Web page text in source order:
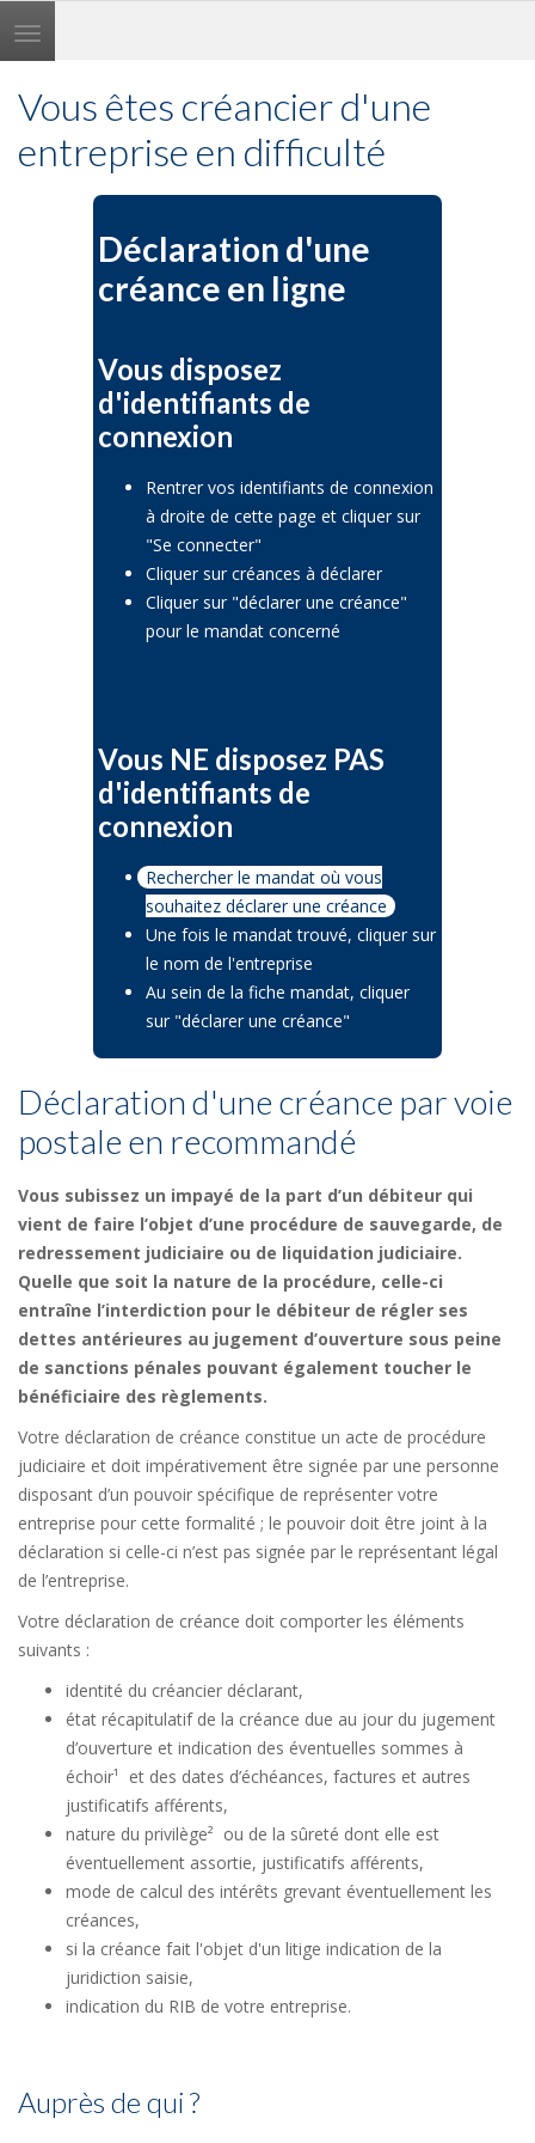
Toggle
navigation
Vous êtes créancier d'une
entreprise en difficulté
Déclaration d'une
créance en ligne
Vous disposez
d'identifiants de
connexion
Rentrer vos identifiants de connexion
à droite de cette page et cliquer sur
"Se connecter"
Cliquer sur créances à déclarer
Cliquer sur "déclarer une créance"
pour le mandat concerné
Vous NE disposez PAS
d'identifiants de
connexion
Rechercher le mandat où vous
souhaitez déclarer une créance
Une fois le mandat trouvé, cliquer sur
le nom de l'entreprise
Au sein de la fiche mandat, cliquer
sur "déclarer une créance"
Déclaration d'une créance par voie
postale en recommandé
Vous subissez un impayé de la part d’un débiteur qui
vient de faire l’objet d’une procédure de sauvegarde, de
redressement judiciaire ou de liquidation judiciaire.
Quelle que soit la nature de la procédure, celle-ci
entraîne l’interdiction pour le débiteur de régler ses
dettes antérieures au jugement d’ouverture sous peine
de sanctions pénales pouvant également toucher le
bénéficiaire des règlements.
Votre déclaration de créance constitue un acte de procédure
judiciaire et doit impérativement être signée par une personne
disposant d’un pouvoir spécifique de représenter votre
entreprise pour cette formalité ; le pouvoir doit être joint à la
déclaration si celle-ci n’est pas signée par le représentant légal
de l’entreprise.
Votre déclaration de créance doit comporter les éléments
suivants :
identité du créancier déclarant,
état récapitulatif de la créance due au jour du jugement
d’ouverture et indication des éventuelles sommes à
échoir¹ et des dates d’échéances, factures et autres
justificatifs afférents,
nature du privilège² ou de la sûreté dont elle est
éventuellement assortie, justificatifs afférents,
mode de calcul des intérêts grevant éventuellement les
créances,
si la créance fait l'objet d'un litige indication de la
juridiction saisie,
indication du RIB de votre entreprise.
Auprès de qui ?